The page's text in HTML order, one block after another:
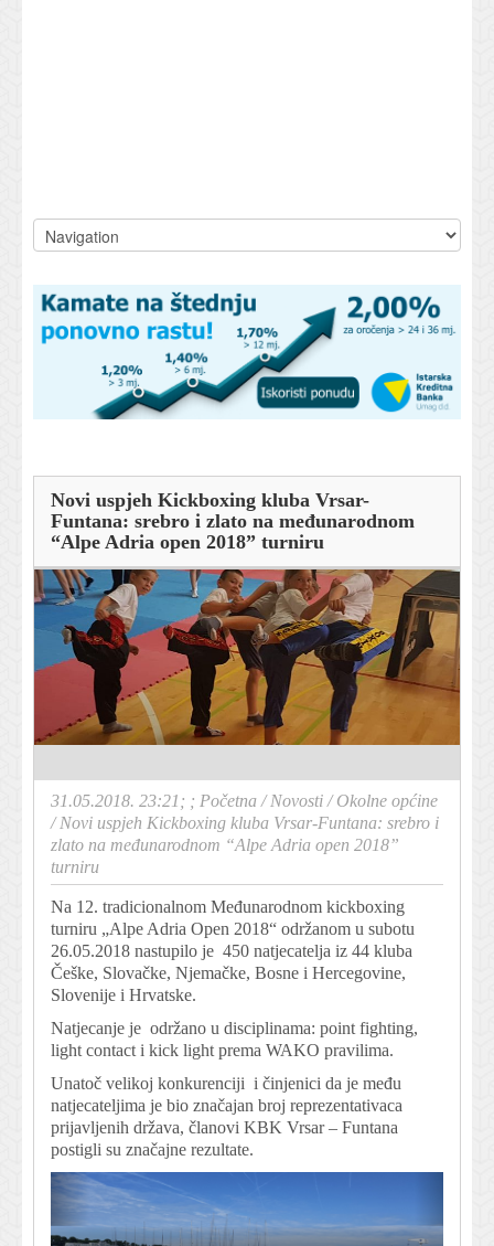
Novi uspjeh Kickboxing kluba Vrsar-
Funtana: srebro i zlato na međunarodnom
“Alpe Adria open 2018” turniru
31.05.2018. 23:21; ; Početna /Novosti /Okolne općine
/Novi uspjeh Kickboxing kluba Vrsar-Funtana: srebro i
zlato na međunarodnom “Alpe Adria open 2018”
turniru
Na 12. tradicionalnom Međunarodnom kickboxing
turniru „Alpe Adria Open 2018“ održanom u subotu
26.05.2018 nastupilo je 450 natjecatelja iz 44 kluba
Češke, Slovačke, Njemačke, Bosne i Hercegovine,
Slovenije i Hrvatske.
Natjecanje je održano u disciplinama: point fighting,
light contact i kick light prema WAKO pravilima.
Unatoč velikoj konkurenciji i činjenici da je među
natjecateljima je bio značajan broj reprezentativaca
prijavljenih država, članovi KBK Vrsar – Funtana
postigli su značajne rezultate.